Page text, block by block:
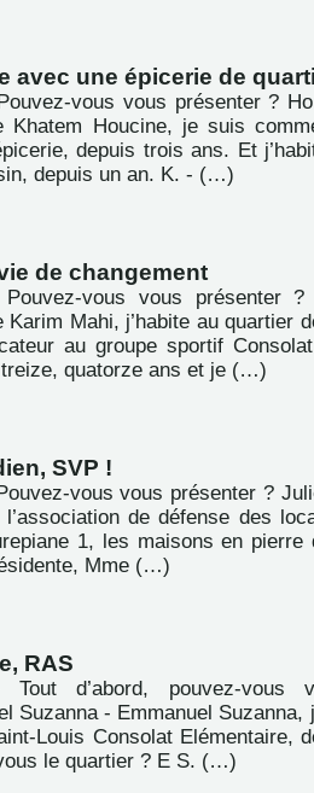
avec une épicerie de
vous vous présenter ?
Khatem Houcine, je suis
depuis trois ans. Et
depuis un an. K. - (…)
de changement
vous vous présenter
Karim Mahi, j’habite au quartier
au groupe sportif
quatorze ans et je (…)
SVP !
vous vous présenter ?
l’association de défense des
1, les maisons en pierre
Mme (…)
RAS
Tout d’abord, pouvez-vous
Suzanna - Emmanuel
Louis Consolat Elémentaire,
le quartier ? E S. (…)